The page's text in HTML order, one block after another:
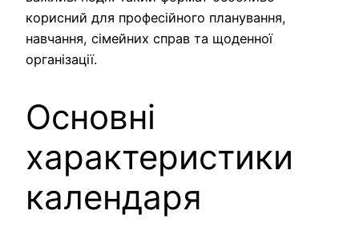
корисний для професійного планування,
навчання, сімейних справ та щоденної
організації.
Основні
характеристики
календаря